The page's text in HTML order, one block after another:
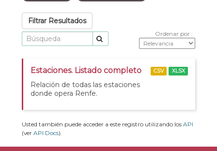
Filtrar Resultados
Ordenar por
Estaciones. Listado completo
Relación de todas las estaciones
donde opera Renfe.
CSV XLSX
Usted también puede acceder a este registro utilizando los API
(ver API Docs).